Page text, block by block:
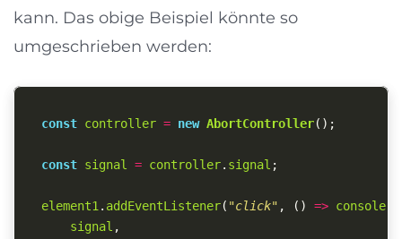
kann. Das obige Beispiel könnte so
umgeschrieben werden:
const controller = new AbortController();
const signal = controller. signal ;
element1 . addEventListener( "click" , () => console
signal ,